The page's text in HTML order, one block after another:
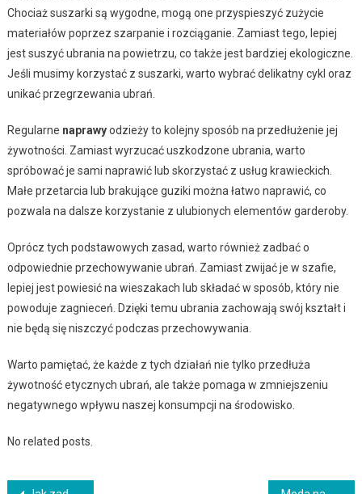
Chociaż suszarki są wygodne, mogą one przyspieszyć zużycie
materiałów poprzez szarpanie i rozciąganie. Zamiast tego, lepiej
jest suszyć ubrania na powietrzu, co także jest bardziej ekologiczne.
Jeśli musimy korzystać z suszarki, warto wybrać delikatny cykl oraz
unikać przegrzewania ubrań.
Regularne naprawyodzieży to kolejny sposób na przedłużenie jej
żywotności. Zamiast wyrzucać uszkodzone ubrania, warto
spróbować je sami naprawić lub skorzystać z usług krawieckich.
Małe przetarcia lub brakujące guziki można łatwo naprawić, co
pozwala na dalsze korzystanie z ulubionych elementów garderoby.
Oprócz tych podstawowych zasad, warto również zadbać o
odpowiednie przechowywanie ubrań. Zamiast zwijać je w szafie,
lepiej jest powiesić na wieszakach lub składać w sposób, który nie
powoduje zagnieceń. Dzięki temu ubrania zachowają swój kształt i
nie będą się niszczyć podczas przechowywania.
Warto pamiętać, że każde z tych działań nie tylko przedłuża
żywotność etycznych ubrań, ale także pomaga w zmniejszeniu
negatywnego wpływu naszej konsumpcji na środowisko.
No related posts.